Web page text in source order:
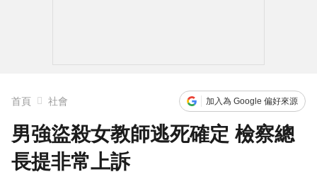
首頁 社會 加入為 Google 偏好來源
男強盜殺女教師逃死確定 檢察總
長提非常上訴